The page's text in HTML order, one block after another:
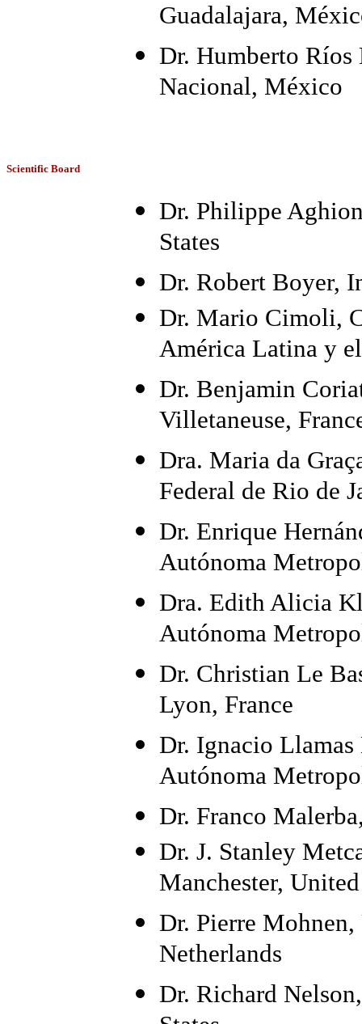
Guadalajara,
Dr. Humberto
Nacional, México
Scientific Board
Dr. Philippe
States
Dr. Robert Boyer,
Dr. Mario Cimoli,
América Latina y
Dr. Benjamin
Villetaneuse,
Dra. Maria da
Federal de Rio de
Dr. Enrique
Autónoma
Dra. Edith Alicia
Autónoma
Dr. Christian Le
Lyon, France
Dr. Ignacio
Autónoma
Dr. Franco
Dr. J. Stanley
Manchester,
Dr. Pierre
Netherlands
Dr. Richard